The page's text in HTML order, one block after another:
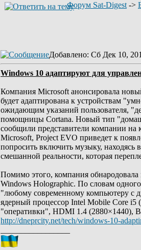
Форум Sat-Digest ->
Добавлено: Сб Дек 10,
Windows 10 адаптируют для
Компания Microsoft анонсировала
будет адаптирована к устройствам
ожидающим указаний пользователя,
помощницы Cortana. Новый тип
сообщили представители компании
Microsoft, Project EVO приведет к
попросить включить музыку, находясь
смешанной реальности, которая
Помимо этого, компания
Windows Holographic. По словам
"любому современному компьютеру с
ядерный процессор Intel Mobile Core i5
"оперативки", HDMI 1.4 (2880×1440),
http://dneprcity.net/tech/windows-10-